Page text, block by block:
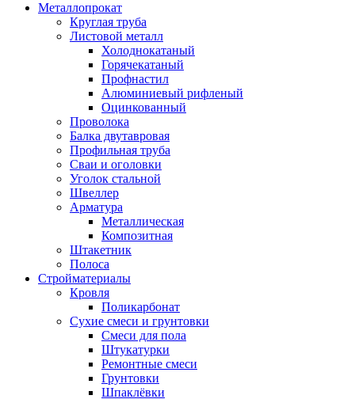
Металлопрокат
Круглая труба
Листовой металл
Холоднокатаный
Горячекатаный
Профнастил
Алюминиевый рифленый
Оцинкованный
Проволока
Балка двутавровая
Профильная труба
Сваи и оголовки
Уголок стальной
Швеллер
Арматура
Металлическая
Композитная
Штакетник
Полоса
Стройматериалы
Кровля
Поликарбонат
Сухие смеси и грунтовки
Смеси для пола
Штукатурки
Ремонтные смеси
Грунтовки
Шпаклёвки